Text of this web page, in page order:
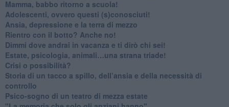
​Mamma, babbo ritorno a scuola!
Adolescenti, ovvero questi (s)conosciuti!
Ansia, depressione e la terra di mezzo
​Rientro con il botto? Anche no!
Dimmi dove andrai in vacanza e ti dirò chi sei!
​Estate, psicologia, animali…una strana triade!
​Crisi o possibilità?
​Storia di un tacco a spillo, dell’ansia e della necessità di
controllo
​Psico-sogno di un teatro di mezza estate